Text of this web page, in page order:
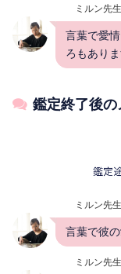
ミルン先生
言葉で愛
ろもありま
鑑定終了後
ミルン先生
言葉で彼
ミルン先生